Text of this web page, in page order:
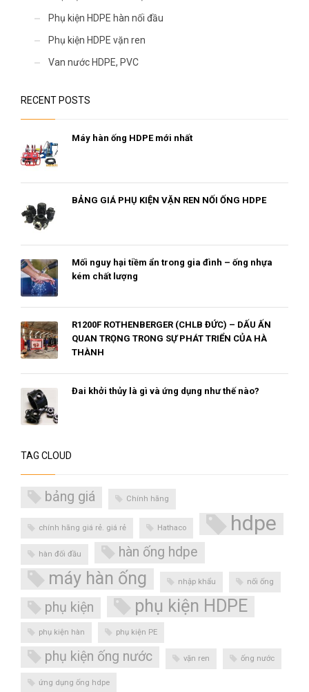
Phụ kiện HDPE hàn nối đầu
Phụ kiện HDPE vặn ren
Van nước HDPE, PVC
RECENT POSTS
Máy hàn ống HDPE mới nhất
BẢNG GIÁ PHỤ KIỆN VẶN REN NỐI ỐNG HDPE
Mối nguy hại tiềm ẩn trong gia đình – ống nhựa
kém chất lượng
R1200F ROTHENBERGER (CHLB ĐỨC) – DẤU ẤN
QUAN TRỌNG TRONG SỰ PHÁT TRIỂN CỦA HÀ
THÀNH
Đai khởi thủy là gì và ứng dụng như thế nào?
TAG CLOUD
bảng giá Chính hãng
chính hãng giá rẻ. giá rẻ Hathaco hdpe
hàn đối đầu hàn ống hdpe
máy hàn ống nhập khẩu nối ống
phụ kiện phụ kiện HDPE
phụ kiện hàn phụ kiện PE
phụ kiện ống nước vặn ren ống nước
ứng dụng ống hdpe